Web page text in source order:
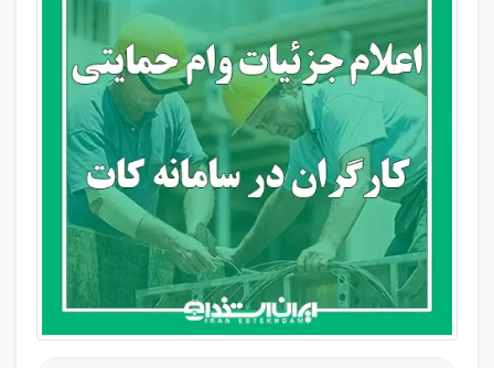
حمایتی
به
کارگران
در شرایط
جنگ